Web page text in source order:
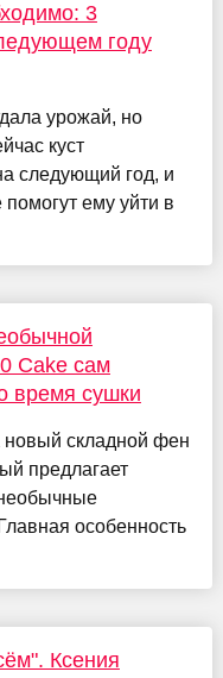
3
году
урожай, но
куст
следующий год, и
помогут ему уйти в
Cake сам
время сушки
новый складной фен
предлагает
особенность
Ксения